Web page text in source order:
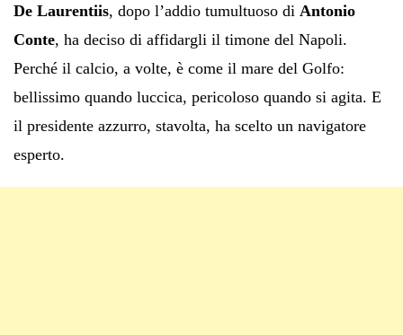
De Laurentiis, dopo l’addio tumultuoso di Antonio
Conte, ha deciso di affidargli il timone del Napoli.
Perché il calcio, a volte, è come il mare del Golfo:
bellissimo quando luccica, pericoloso quando si agita. E
il presidente azzurro, stavolta, ha scelto un navigatore
esperto.